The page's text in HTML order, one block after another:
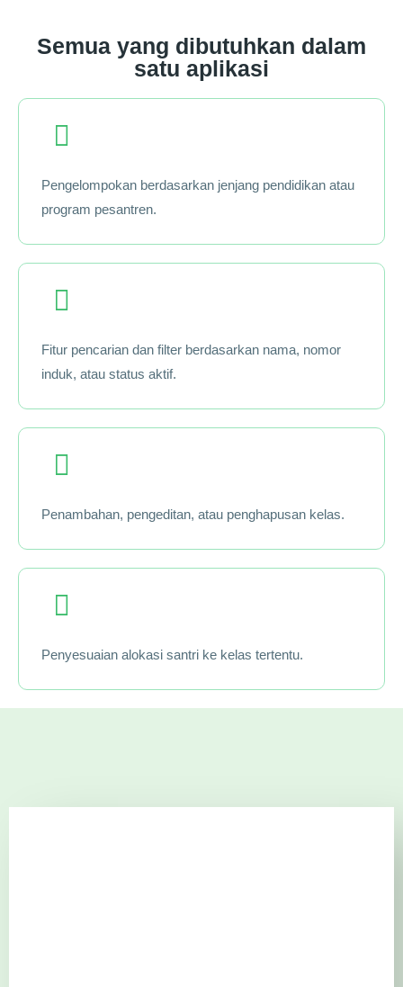
Semua yang dibutuhkan dalam
satu aplikasi
Pengelompokan berdasarkan jenjang pendidikan atau
program pesantren.
Fitur pencarian dan filter berdasarkan nama, nomor
induk, atau status aktif.
Penambahan, pengeditan, atau penghapusan kelas.
Penyesuaian alokasi santri ke kelas tertentu.